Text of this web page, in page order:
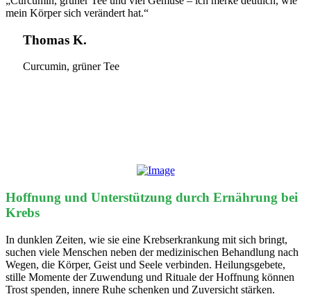
mein Körper sich verändert hat.“
Thomas K.
Curcumin, grüner Tee
Hoffnung und Unterstützung durch Ernährung bei
Krebs
In dunklen Zeiten, wie sie eine Krebserkrankung mit sich bringt,
suchen viele Menschen neben der medizinischen Behandlung nach
Wegen, die Körper, Geist und Seele verbinden. Heilungsgebete,
stille Momente der Zuwendung und Rituale der Hoffnung können
Trost spenden, innere Ruhe schenken und Zuversicht stärken.